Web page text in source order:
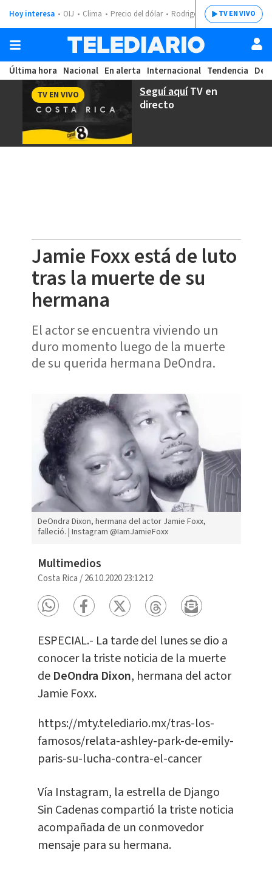
Hoy interesa OIJ Clima Precio del dólar Rodrigo ChavesTV EN VIVO
Última hora Nacional En alerta Internacional Tendencia
Seguí aquíTV en
directo
TV EN VIVO
Jamie Foxx está de luto
tras la muerte de su
hermana
El actor se encuentra viviendo un
duro momento luego de la muerte
de su querida hermana DeOndra.
DeOndra Dixon, hermana del actor Jamie Foxx,
falleció. | Instagram @IamJamieFoxx
Multimedios
Costa Rica /26.10.2020 23:12:12
ESPECIAL.- La tarde del lunes se dio a
conocer la triste noticia de la muerte
de DeOndra Dixon, hermana del actor
Jamie Foxx.
https://mty.telediario.mx/tras-los-
famosos/relata-ashley-park-de-emily-
paris-su-lucha-contra-el-cancer
Vía Instagram, la estrella de Django
Sin Cadenas compartió la triste noticia
acompañada de un conmovedor
mensaje para su hermana.